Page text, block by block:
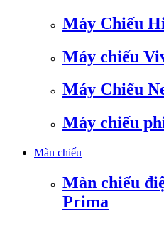
Máy Chiếu
Máy chiếu
Máy Chiếu
Máy chiếu
Màn chiếu
Màn chiếu
Prima